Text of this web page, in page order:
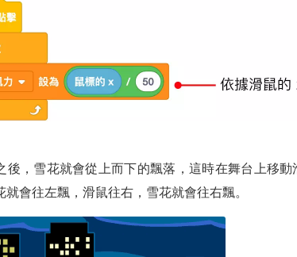
後，雪花就會從上而下的飄落，這時在舞台上移
就會往左飄，滑鼠往右，雪花就會往右飄。